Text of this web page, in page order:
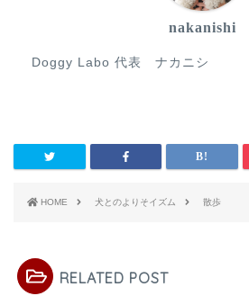
nakanishi
Doggy Labo 代表 ナカニシ
HOME 犬とのよりそイズム 散歩
RELATED POST